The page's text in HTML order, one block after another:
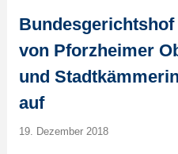
von Pforzheimer
und
auf
19. Dezember 2018